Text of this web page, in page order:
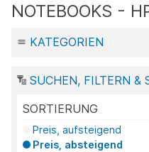
NOTEBOOKS -
KATEGORIEN
SUCHEN, FILTERN &
SORTIERUNG
Preis, aufsteigend
Preis, absteigend